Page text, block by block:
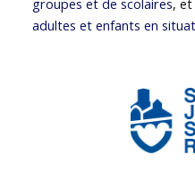
groupes et de scolaires,
adultes et enfants en